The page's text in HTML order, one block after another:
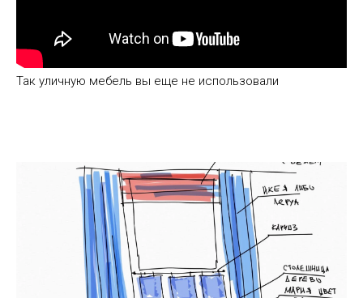
Так уличную мебель вы еще не использовали